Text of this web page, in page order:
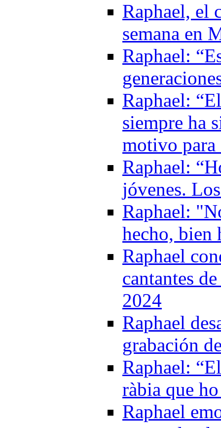
Raphael, el
semana en
Raphael:
Raphael:
siempre ha
motivo para
Raphael:
jóvenes.
Raphael:
hecho, bien
Raphael
cantantes
2024
Raphael
grabación
Raphael:
ràbia que
Raphael